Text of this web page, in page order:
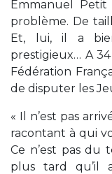
Emmanuel
problème. De
Et, lui, il a
prestigieux… A
Fédération
de disputer les
« Il n’est pas
racontant à qui
Ce n’est pas du
plus tard qu’il